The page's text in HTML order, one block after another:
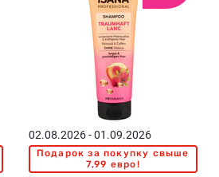
02.08.2026 - 01.09.2026
Подарок за покупку свыше
7,99 евро!